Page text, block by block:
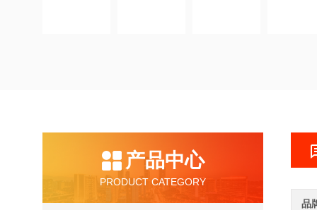
产品中心
PRODUCT CATEGORY
品